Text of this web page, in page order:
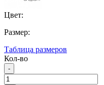
Цвет:
Размер:
Таблица размеров
Кол-во
-